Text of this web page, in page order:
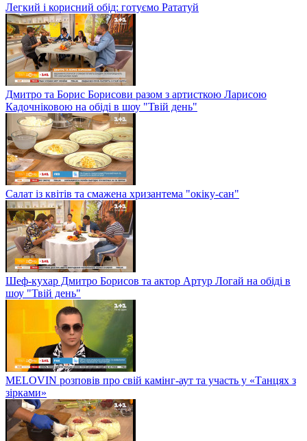
Легкий і корисний обід: готуємо Рататуй
Дмитро та Борис Борисови разом з артисткою Ларисою
Кадочніковою на обіді в шоу "Твій день"
Салат із квітів та смажена хризантема "окіку-сан"
Шеф-кухар Дмитро Борисов та актор Артур Логай на обіді в
шоу "Твій день"
MELOVIN розповів про свій камінг-аут та участь у «Танцях з
зірками»